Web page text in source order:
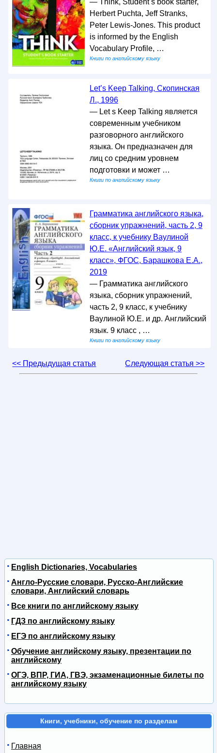
— Think, Student s book starter,
Herbert Puchta, Jeff Stranks,
Peter Lewis-Jones. This product
is informed by the English
Vocabulary Profile, …
Книги по английскому языку
Let’s Keep Talking, Скопинская
Л., 1996
— Let s Keep Talking является
современным учебником
разговорного английского
языка. Он предназначен для
лиц со средним уровнем
подготовки и может …
Книги по английскому языку
Грамматика английского языка,
сборник упражнений, часть 2, 9
класс, к учебнику Ваулиной
Ю.Е. «Английский язык, 9
класс», ФГОС, Барашкова Е.А.,
2019
— Грамматика английского
языка, сборник упражнений,
часть 2, 9 класс, к учебнику
Ваулиной Ю.Е. и др. Английский
язык. 9 класс , …
Книги по английскому языку
<< Предыдущая статья Следующая статья >>
English Dictionaries, Vocabularies
Англо-Русские словари, Русско-Английские
словари, Английский словарь
Все книги по английскому языку
ГДЗ по английскому языку
ЕГЭ по английскому языку
Обучение английскому языку, презентации по
английскому
ОГЭ, ВПР, ГИА, ГВЭ, экзаменационные билеты по
английскому языку
Книги, учебники, обучение по разделам
Главная